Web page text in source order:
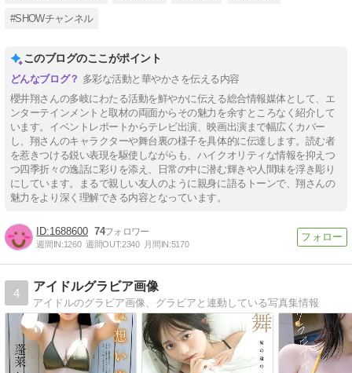
#SHOWチャンネル
このブログのここがポイント
多彩な活動と華やかさを伝える内容
櫻井翔さんの多岐にわたる活動を鮮やかに伝える総合情報媒体として、エ
ンターテインメントと取材の両面からその魅力を余すところなく紹介して
います。イベントレポートからテレビ出演、映画出演まで幅広くカバー
し、翔さんのキャラクターや舞台裏の様子を具体的に伝達します。読む者
を惹きつける鋭い表現を駆使しながらも、ハイクオリティな情報を抑えつ
つ四季折々の逸話に彩りを添え、日常の中に潜む輝きや人間味を浮き彫り
にしています。まるで親しい友人のように親身に語るトーンで、翔さんの
魅力をより深く理解できる内容となっています。
1688600 74
週間IN:1260 週間OUT:2340 月間IN:5170
4
アイドルグラビア画像
アイドルのグラビア画像、グラビアと連動している写真集情報